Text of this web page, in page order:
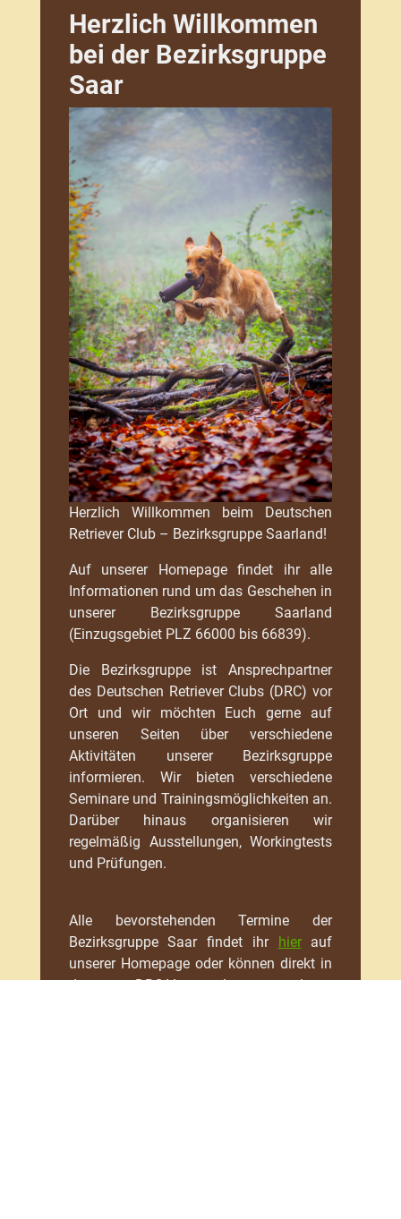
Herzlich Willkommen
bei der Bezirksgruppe
Saar
Herzlich Willkommen beim Deutschen
Retriever Club – Bezirksgruppe Saarland!
Auf unserer Homepage findet ihr alle
Informationen rund um das Geschehen in
unserer Bezirksgruppe Saarland
(Einzugsgebiet PLZ 66000 bis 66839).
Die Bezirksgruppe ist Ansprechpartner
des Deutschen Retriever Clubs (DRC) vor
Ort und wir möchten Euch gerne auf
unseren Seiten über verschiedene
Aktivitäten unserer Bezirksgruppe
informieren. Wir bieten verschiedene
Seminare und Trainingsmöglichkeiten an.
Darüber hinaus organisieren wir
regelmäßig Ausstellungen, Workingtests
und Prüfungen.
Alle bevorstehenden Termine der
Bezirksgruppe Saar findet ihr
hierauf
unserer Homepage oder können direkt in
der DRC-Veranstaltungsverwaltung